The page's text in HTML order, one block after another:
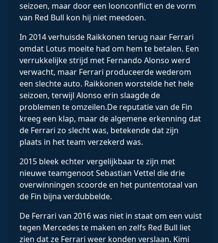
seizoen, maar door een loonconflict en de vorm
van Red Bull kon hij niet meedoen.
In 2014 verhuisde Raikkonen terug naar Ferrari
omdat Lotus moeite had om hem te betalen. Een
verrukkelijke strijd met Fernando Alonso werd
verwacht, maar Ferrari produceerde wederom
een ​​slechte auto. Raikkonen worstelde het hele
seizoen, terwijl Alonso erin slaagde de
problemen te omzeilen.De reputatie van de Fin
kreeg een klap, maar de algemene erkenning dat
de Ferrari zo slecht was, betekende dat zijn
plaats in het team verzekerd was.
2015 bleek echter vergelijkbaar te zijn met
nieuwe teamgenoot Sebastian Vettel die drie
overwinningen scoorde en het puntentotaal van
de Fin bijna verdubbelde.
De Ferrari van 2016 was niet in staat om een ​​vuist
tegen Mercedes te maken en zelfs Red Bull liet
zien dat ze Ferrari weer konden verslaan. Kimi